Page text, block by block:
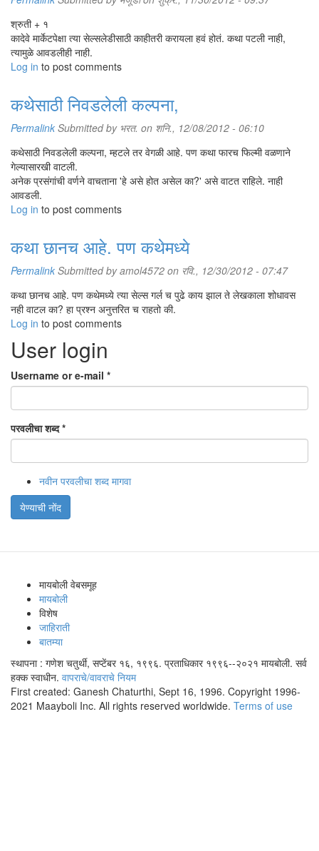
श्रुती + १
कादेवे मार्केटपेक्षा त्या सेल्सलेडीसाठी काहीतरी करायला हवं होतं. कथा पटली नाही,
त्यामुळे आवडलीही नाही.
Log in to post comments
कथेसाठी निवडलेली कल्पना,
Permalink Submitted by भरत. on शनि., 12/08/2012 - 06:10
कथेसाठी निवडलेली कल्पना, म्हटले तर वेगळी आहे. पण कथा फारच फिल्मी वळणाने
गेल्यासारखी वाटली.
अनेक प्रसंगांची वर्णने वाचताना 'हे असे होत असेल का?' असे वाटत राहिले. नाही
आवडली.
Log in to post comments
कथा छानच आहे. पण कथेमध्ये
Permalink Submitted byamol4572 on रवि., 12/30/2012 - 07:47
कथा छानच आहे. पण कथेमध्ये त्या सेल्स गर्ल च पुढे काय झाल ते लेखकाला शोधावस
नही वाटल का? हा प्रश्न अनुत्तरित च राहतो की.
Log in to post comments
User login
Username or e-mail *
परवलीचा शब्द*
नवीन परवलीचा शब्द मागवा
येण्याची नोंद
मायबोली वेबसमूह
मायबोली
विशेष
जाहिराती
बातम्या
स्थापना : गणेश चतुर्थी, सप्टेंबर १६, १९९६. प्रताधिकार १९९६--२०२१ मायबोली. सर्व
हक्क स्वाधीन. वापराचे/वावराचे नियम
First created: Ganesh Chaturthi, Sept 16, 1996. Copyright 1996-
2021 Maayboli Inc. All rights reserved worldwide. Terms of use